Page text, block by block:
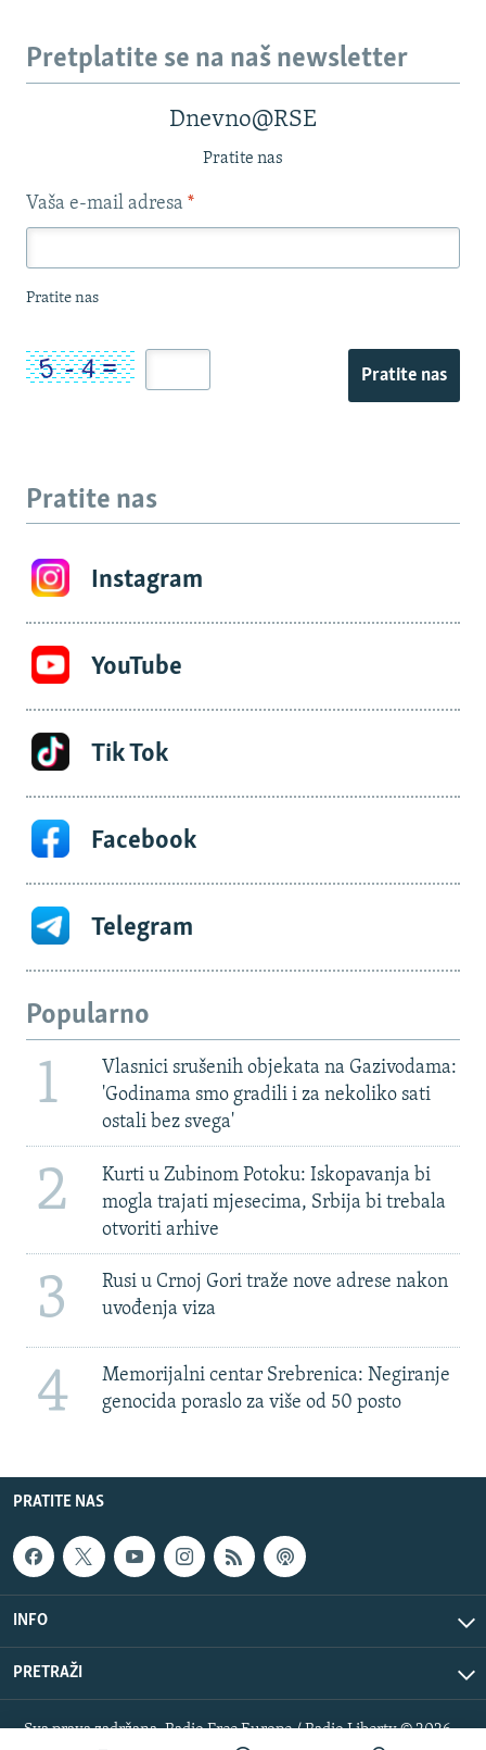
Pretplatite se na naš newsletter
Dnevno@RSE
Pratite nas
Vaša e-mail adresa *
Pratite nas
Pratite nas
Pratite nas
Instagram
YouTube
Tik Tok
Facebook
Telegram
Popularno
1
Vlasnici srušenih objekata na Gazivodama:
'Godinama smo gradili i za nekoliko sati
ostali bez svega'
2
Kurti u Zubinom Potoku: Iskopavanja bi
mogla trajati mjesecima, Srbija bi trebala
otvoriti arhive
3
Rusi u Crnoj Gori traže nove adrese nakon
uvođenja viza
4
Memorijalni centar Srebrenica: Negiranje
genocida poraslo za više od 50 posto
PRATITE NAS
INFO
PRETRAŽI
Sva prava zadržana. Radio Free Europe / Radio Liberty © 2026